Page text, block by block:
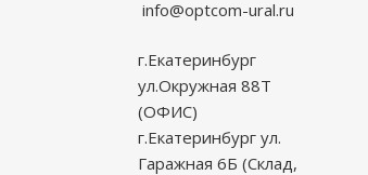
info@optcom-ural.ru
г.Екатеринбург
ул.Окружная 88Т
(ОФИС)
г.Екатеринбург ул.
Гаражная 6Б (Склад,